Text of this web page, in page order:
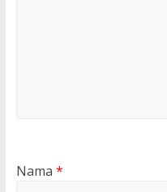
Nama *